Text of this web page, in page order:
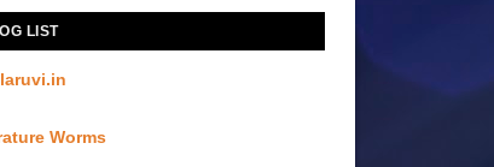
LIST
Worms